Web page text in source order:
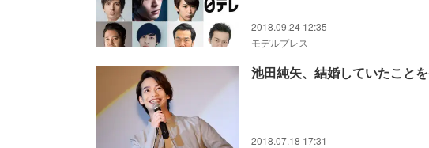
2018.09.24 12:35
モデルプレス
池田純矢、結婚していたこと
2018.07.18 17:31